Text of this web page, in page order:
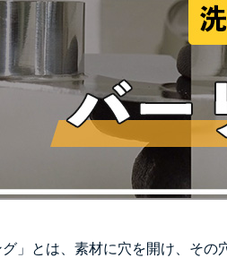
グ」とは、素材に穴を開け、そ